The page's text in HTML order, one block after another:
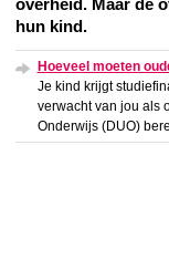
overheid. Maar de
hun kind.
Hoeveel moeten
Je kind krijgt
verwacht van jou als
Onderwijs (DUO)